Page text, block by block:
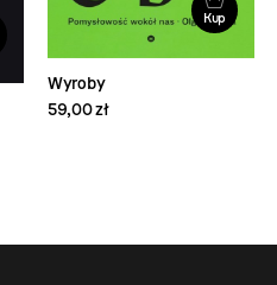
Kup
Wyroby
59,00 zł